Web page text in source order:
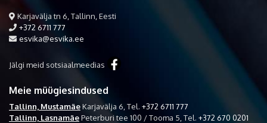
Karjavälja tn 6, Tallinn, Eesti
+372 6711 777
esvika@esvika.ee
Jälgi meid sotsiaalmeedias
Meie müügiesindused
Tallinn, MustamäeKarjavälja 6, Tel. +372 6711 777
Tallinn, LasnamäePeterburi tee 100 / Tooma 5, Tel. +372 670 0201